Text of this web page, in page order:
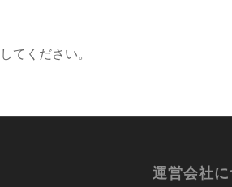
してください。
運営会社